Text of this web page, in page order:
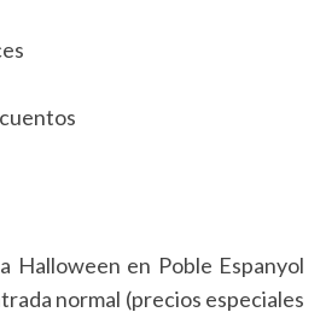
Halloween en Poble Espanyol
normal (precios especiales